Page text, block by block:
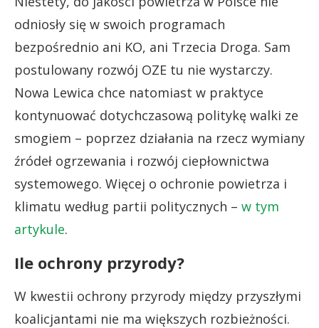
odniosły się w swoich programach
bezpośrednio ani KO, ani Trzecia Droga. Sam
postulowany rozwój OZE tu nie wystarczy.
Nowa Lewica chce natomiast w praktyce
kontynuować dotychczasową politykę walki ze
smogiem – poprzez działania na rzecz wymiany
źródeł ogrzewania i rozwój ciepłownictwa
systemowego. Więcej o ochronie powietrza i
klimatu według partii politycznych – w tym
artykule.
Ile ochrony przyrody?
W kwestii ochrony przyrody między przyszłymi
koalicjantami nie ma większych rozbieżności.